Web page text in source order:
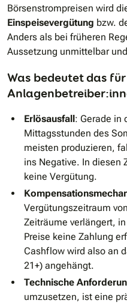
Börsenstrompreisen wird
Einspeisevergütung bzw.
Anders als bei früheren
Aussetzung unmittelbar
Was bedeutet das für
Erlösausfall: Gerade in
Mittagsstunden des
meisten produzieren,
ins Negative. In diesen
keine Vergütung.
Vergütungszeitraum
Zeiträume verlängert,
Preise keine Zahlung
Cashflow wird also an
21+) angehängt.
Technische
umzusetzen, ist eine